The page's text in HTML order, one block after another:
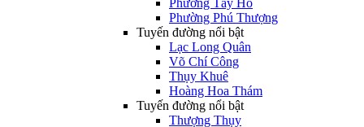
Phường Tây Hồ
Phường Phú Thượng
Tuyến đường nổi bật
Lạc Long Quân
Võ Chí Công
Thụy Khuê
Hoàng Hoa Thám
Tuyến đường nổi bật
Thượng Thụy